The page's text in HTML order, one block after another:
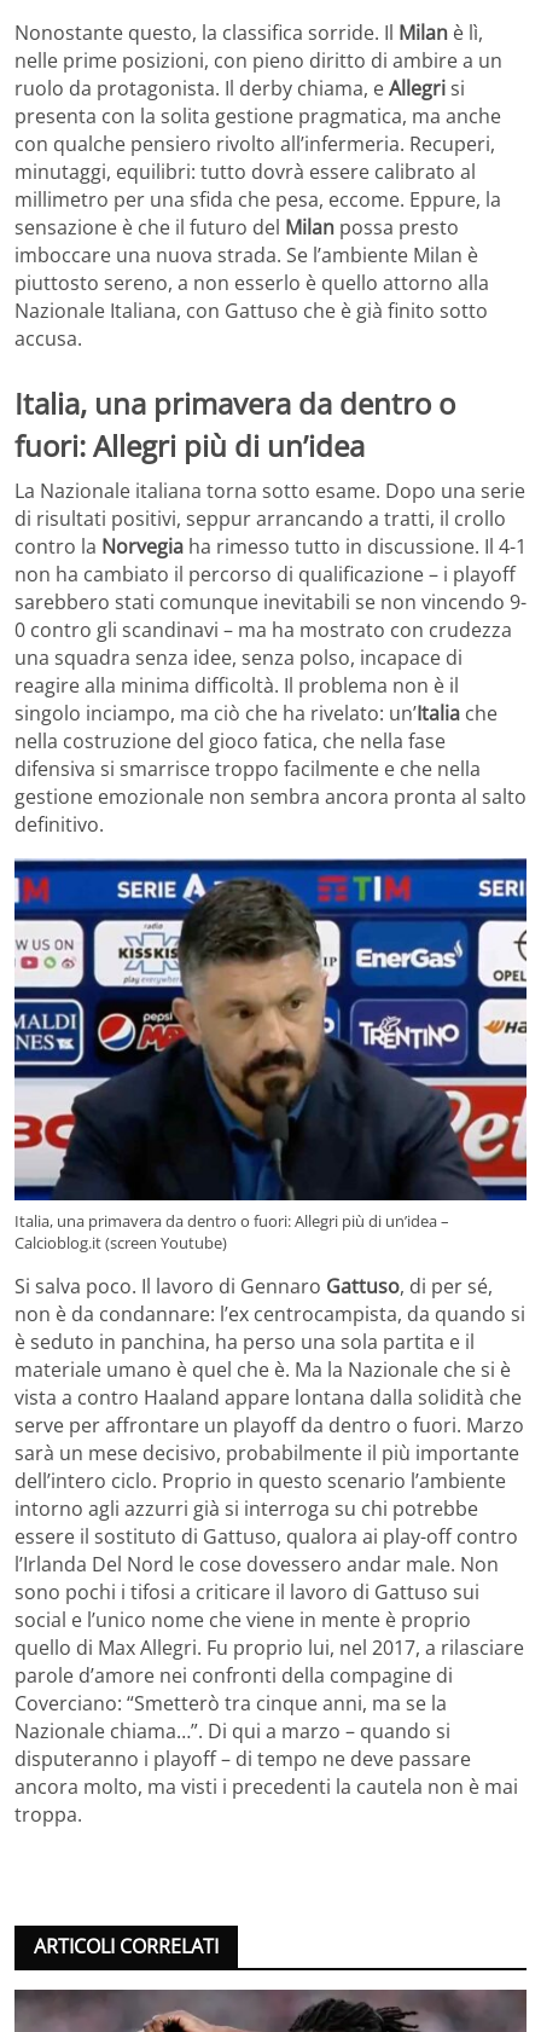
Nonostante questo, la classifica sorride. Il Milan è lì,
nelle prime posizioni, con pieno diritto di ambire a un
ruolo da protagonista. Il derby chiama, eAllegrisi
presenta con la solita gestione pragmatica, ma anche
con qualche pensiero rivolto all’infermeria. Recuperi,
minutaggi, equilibri: tutto dovrà essere calibrato al
millimetro per una sfida che pesa, eccome. Eppure, la
sensazione è che il futuro del Milan possa presto
imboccare una nuova strada. Se l’ambiente Milan è
piuttosto sereno, a non esserlo è quello attorno alla
Nazionale Italiana, con Gattuso che è già finito sotto
accusa.
Italia, una primavera da dentro o
fuori: Allegri più di un’idea
La Nazionale italiana torna sotto esame. Dopo una serie
di risultati positivi, seppur arrancando a tratti, il crollo
contro la Norvegia ha rimesso tutto in discussione. Il 4-1
non ha cambiato il percorso di qualificazione – i playoff
sarebbero stati comunque inevitabili se non vincendo 9-
0 contro gli scandinavi – ma ha mostrato con crudezza
una squadra senza idee, senza polso, incapace di
reagire alla minima difficoltà. Il problema non è il
singolo inciampo, ma ciò che ha rivelato: un’Italia che
nella costruzione del gioco fatica, che nella fase
difensiva si smarrisce troppo facilmente e che nella
gestione emozionale non sembra ancora pronta al salto
definitivo.
Italia, una primavera da dentro o fuori: Allegri più di un’idea –
Calcioblog.it (screen Youtube)
Si salva poco. Il lavoro di Gennaro Gattuso, di per sé,
non è da condannare: l’ex centrocampista, da quando si
è seduto in panchina, ha perso una sola partita e il
materiale umano è quel che è. Ma la Nazionale che si è
vista a contro Haaland appare lontana dalla solidità che
serve per affrontare un playoff da dentro o fuori. Marzo
sarà un mese decisivo, probabilmente il più importante
dell’intero ciclo. Proprio in questo scenario l’ambiente
intorno agli azzurri già si interroga su chi potrebbe
essere il sostituto di Gattuso, qualora ai play-off contro
l’Irlanda Del Nord le cose dovessero andar male. Non
sono pochi i tifosi a criticare il lavoro di Gattuso sui
social e l’unico nome che viene in mente è proprio
quello di Max Allegri. Fu proprio lui, nel 2017, a rilasciare
parole d’amore nei confronti della compagine di
Coverciano: “Smetterò tra cinque anni, ma se la
Nazionale chiama…”. Di qui a marzo – quando si
disputeranno i playoff – di tempo ne deve passare
ancora molto, ma visti i precedenti la cautela non è mai
troppa.
ARTICOLI CORRELATI